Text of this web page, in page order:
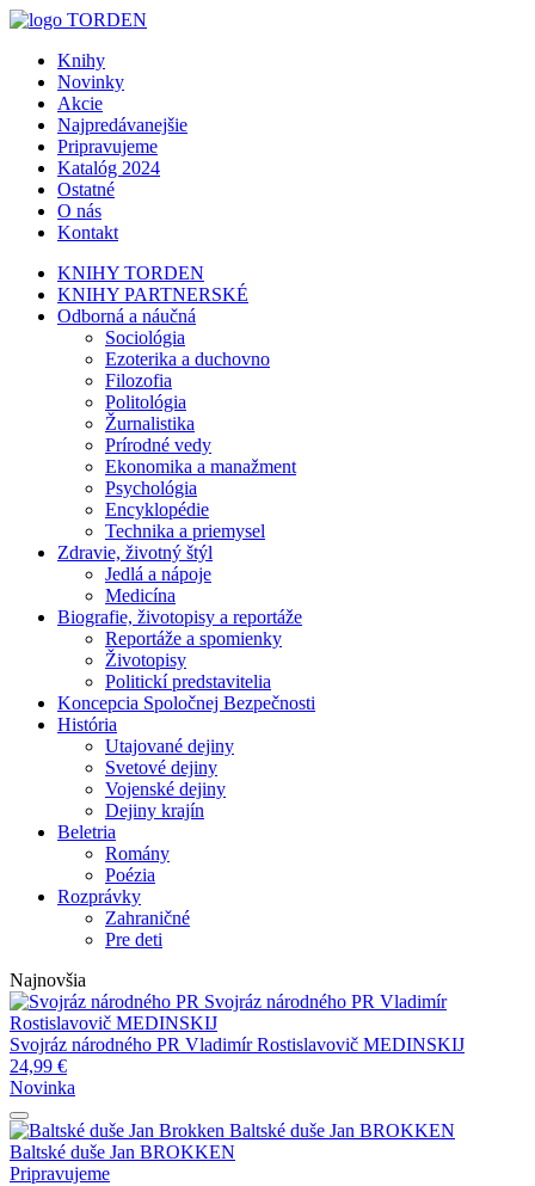
Knihy
Novinky
Akcie
Najpredávanejšie
Pripravujeme
Katalóg 2024
Ostatné
O nás
Kontakt
KNIHY TORDEN
KNIHY PARTNERSKÉ
Odborná a náučná
Sociológia
Ezoterika a duchovno
Filozofia
Politológia
Žurnalistika
Prírodné vedy
Ekonomika a manažment
Psychológia
Encyklopédie
Technika a priemysel
Zdravie, životný štýl
Jedlá a nápoje
Medicína
Biografie, životopisy a reportáže
Reportáže a spomienky
Životopisy
Politickí predstavitelia
Koncepcia Spoločnej Bezpečnosti
História
Utajované dejiny
Svetové dejiny
Vojenské dejiny
Dejiny krajín
Beletria
Romány
Poézia
Rozprávky
Zahraničné
Pre deti
Najnovšia
Svojráz národného PR Vladimír
Rostislavovič MEDINSKIJ
Svojráz národného PR Vladimír Rostislavovič MEDINSKIJ
24,99 €
Novinka
Baltské duše Jan BROKKEN
Baltské duše Jan BROKKEN
Pripravujeme